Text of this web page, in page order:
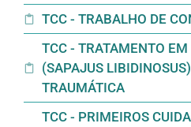
TCC - TRABALHO DE
TCC - TRATAMENTO
(SAPAJUS
TRAUMÁTICA
TCC - PRIMEIROS